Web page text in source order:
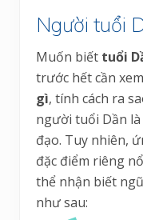
Người tuổi
Muốn biết tuổi
trước hết cần
gì, tính cách ra
người tuổi Dần
đạo. Tuy nhiên,
đặc điểm riêng
thể nhận biết
như sau: